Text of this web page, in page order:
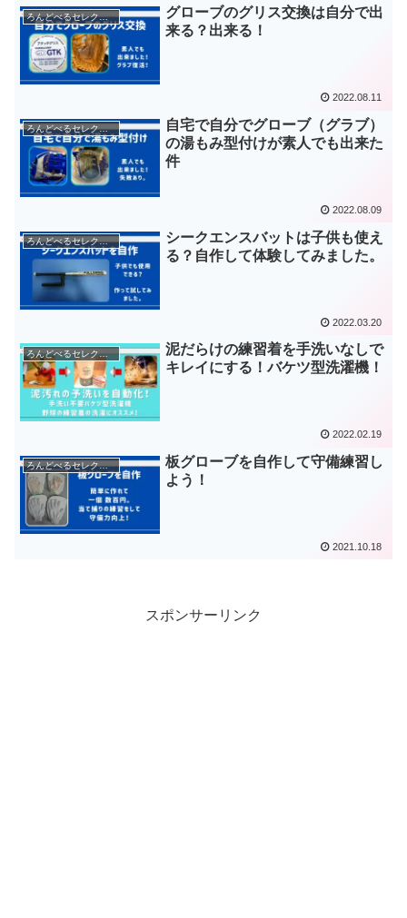
ろんどべるセレクション
グローブのグリス交換は自分で出
来る？出来る！
2022.08.11
ろんどべるセレクション
自宅で自分でグローブ（グラブ）
の湯もみ型付けが素人でも出来た
件
2022.08.09
ろんどべるセレクション
シークエンスバットは子供も使え
る？自作して体験してみました。
2022.03.20
ろんどべるセレクション
泥だらけの練習着を手洗いなしで
キレイにする！バケツ型洗濯機！
2022.02.19
ろんどべるセレクション
板グローブを自作して守備練習し
よう！
2021.10.18
スポンサーリンク